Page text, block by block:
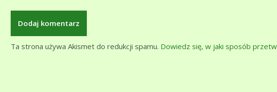
Ta strona używa Akismet do redukcji spamu. Dowiedz się, w jaki sposób